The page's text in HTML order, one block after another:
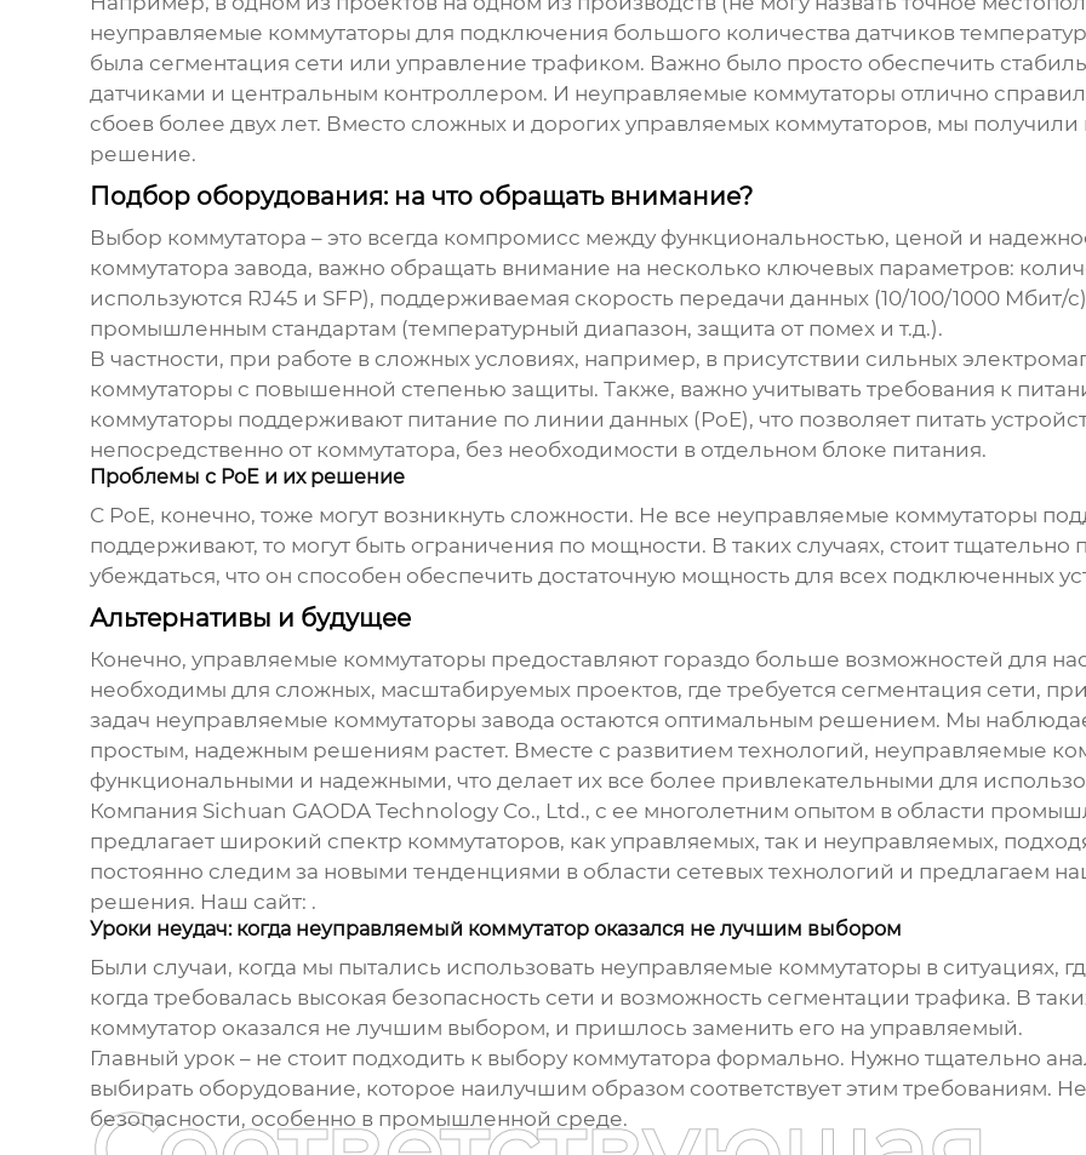
неуправляемые коммутаторы для подключения большого количества датчиков
была сегментация сети или управление трафиком. Важно было просто обеспечить
датчиками и центральным контроллером. И неуправляемые коммутаторы отлично
сбоев более двух лет. Вместо сложных и дорогих управляемых коммутаторов, мы
решение.
Подбор оборудования: на что обращать внимание?
Выбор коммутатора – это всегда компромисс между функциональностью, ценой и
коммутатора завода, важно обращать внимание на несколько ключевых параметров:
используются RJ45 и SFP), поддерживаемая скорость передачи данных (10/100/1000 Мбит/
промышленным стандартам (температурный диапазон, защита от помех и т.д.).
В частности, при работе в сложных условиях, например, в присутствии сильных
коммутаторы с повышенной степенью защиты. Также, важно учитывать требования к
коммутаторы поддерживают питание по линии данных (PoE), что позволяет питать
непосредственно от коммутатора, без необходимости в отдельном блоке питания.
Проблемы с PoE и их решение
С PoE, конечно, тоже могут возникнуть сложности. Не все неуправляемые коммутаторы
поддерживают, то могут быть ограничения по мощности. В таких случаях, стоит
убеждаться, что он способен обеспечить достаточную мощность для всех подключенных
Альтернативы и будущее
Конечно, управляемые коммутаторы предоставляют гораздо больше возможностей для
необходимы для сложных, масштабируемых проектов, где требуется сегментация сети,
задач неуправляемые коммутаторы завода остаются оптимальным решением. Мы
простым, надежным решениям растет. Вместе с развитием технологий, неуправляемые
функциональными и надежными, что делает их все более привлекательными для
Компания Sichuan GAODA Technology Co., Ltd., с ее многолетним опытом в области
предлагает широкий спектр коммутаторов, как управляемых, так и неуправляемых,
постоянно следим за новыми тенденциями в области сетевых технологий и предлагаем
решения. Наш сайт: .
Уроки неудач: когда неуправляемый коммутатор оказался не лучшим выбором
Были случаи, когда мы пытались использовать неуправляемые коммутаторы в ситуациях,
когда требовалась высокая безопасность сети и возможность сегментации трафика. В
коммутатор оказался не лучшим выбором, и пришлось заменить его на управляемый.
Главный урок – не стоит подходить к выбору коммутатора формально. Нужно тщательно
выбирать оборудование, которое наилучшим образом соответствует этим требованиям.
безопасности, особенно в промышленной среде.